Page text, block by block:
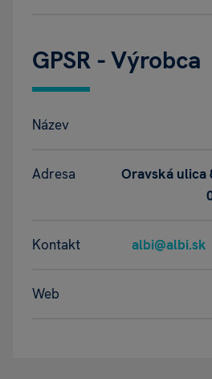
GPSR - Výrobca
Název
Adresa
Oravská
Kontakt albi@albi.sk
Web